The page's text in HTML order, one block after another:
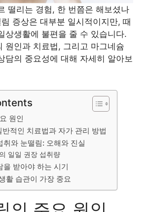
떨리는 경험, 한 번쯤은 해보셨나
증상은 대부분 일시적이지만, 때
상생활에 불편을 줄 수 있습니다.
원인과 치료법, 그리고 마그네슘
담의 중요성에 대해 자세히 알아보
원인
적인 치료법과 자가 관리 방법
취와 눈떨림: 오해와 진실
일일 권장 섭취량
을 받아야 하는 시기
활 습관이 가장 중요